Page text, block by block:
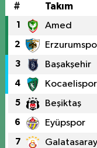
# Takım
1 Amed
2
3 Başakşehir
4 Kocaelispor
5 Beşiktaş
6 Eyüpspor
7 Galatasaray